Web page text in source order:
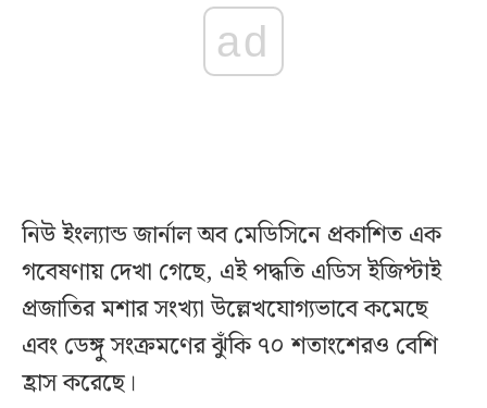
ad
নিউ ইংল্যান্ড জার্নাল অব মেডিসিনে প্রকাশিত এক
গবেষণায় দেখা গেছে, এই পদ্ধতি এডিস ইজিপ্টাই
প্রজাতির মশার সংখ্যা উল্লেখযোগ্যভাবে কমেছে
এবং ডেঙ্গু সংক্রমণের ঝুঁকি ৭০ শতাংশেরও বেশি
হ্রাস করেছে।